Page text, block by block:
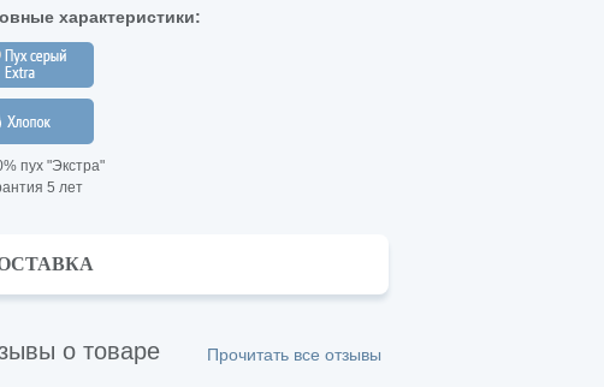
характеристики:
пух "Экстра"
5 лет
Прочитать все отзывы
о товаре